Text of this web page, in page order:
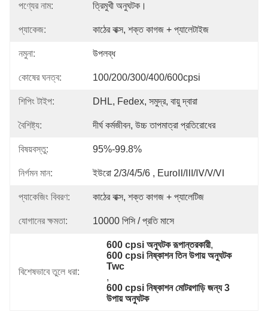
পণ্যের নাম: ত্রিমুখী অনুঘটক।
প্যাকেজ: কাঠের বাক্স, শক্ত কাগজ + প্যালেটাইজ
নমুনা: উপলব্ধ
কোষের ঘনত্ব: 100/200/300/400/600cpsi
শিপিং টাইপ: DHL, Fedex, সমুদ্র, বায়ু দ্বারা
বৈশিষ্ট্য: দীর্ঘ কর্মজীবন, উচ্চ তাপমাত্রা প্রতিরোধের
বিষয়বস্তু: 95%-99.8%
নির্গমন মান: ইউরো 2/3/4/5/6 , EuroⅡ/Ⅲ/Ⅳ/Ⅴ/Ⅵ
প্যাকেজিং বিবরণ: কাঠের বাক্স, শক্ত কাগজ + প্যালেটিজ
যোগানের ক্ষমতা: 10000 পিসি / প্রতি মাসে
বিশেষভাবে তুলে ধরা:
600 cpsi অনুঘটক রূপান্তরকারী,
600 cpsi নিষ্কাশন তিন উপায় অনুঘটক
Twc
,
600 cpsi নিষ্কাশন মোটরগাড়ি জন্য 3
উপায় অনুঘটক